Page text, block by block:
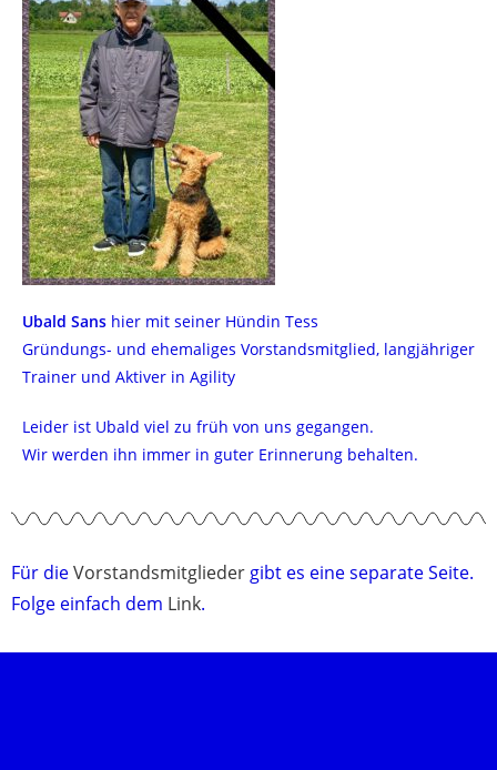
Ubald Sans hier mit seiner Hündin Tess
Gründungs- und ehemaliges Vorstandsmitglied, langjähriger
Trainer und Aktiver in Agility
Leider ist Ubald viel zu früh von uns gegangen.
Wir werden ihn immer in guter Erinnerung behalten.
Für dieVorstandsmitglieder gibt es eine separate Seite.
Folge einfach dem Link.